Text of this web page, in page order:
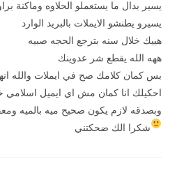
يسير بدال ما يستعملو الحلاوه وماكنة
يسيرو يطنشو الايملات بالبريد الوارد
هييك خلال سنه بترجع الحجه صبيه
ههه الله يقطع شر عدوينك
بس كمان كلامك صح في ايملات والله
احكيلك انا كمان مش اي ايميل
وبصدقه لازم يكون صحيح ميه بالميه
شكرا الك ضحكتني